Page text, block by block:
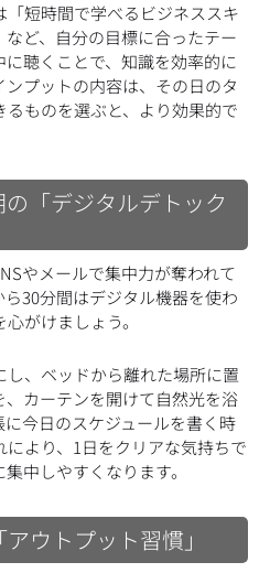
短時間で学べるビジネススキ
ど、自分の目標に合ったテー
聴くことで、知識を効率的に
プットの内容は、その日のタ
ものを選ぶと、より効果的で
「デジタルデトック
やメールで集中力が奪われて
30分間はデジタル機器を使わ
がけましょう。
、ベッドから離れた場所に置
カーテンを開けて自然光を浴
今日のスケジュールを書く時
より、1日をクリアな気持ちで
中しやすくなります。
ウトプット習慣」